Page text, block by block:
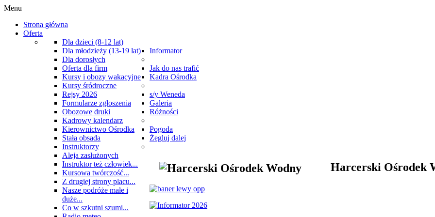
Menu
Strona główna
Oferta
Dla dzieci (8-12 lat)
Dla młodzieży (13-19 lat)
Dla dorosłych
Oferta dla firm
Informator
Kursy i obozy wakacyjne
Kursy śródroczne
Rejsy 2026
Formularze zgłoszenia
Obozowe druki
Kadrowy kalendarz
Jak do nas trafić
Kadra Ośrodka
Kierownictwo Ośrodka
Stała obsada
Instruktorzy
Aleja zasłużonych
s/y Weneda
Galeria
Różności
Instruktor też człowiek...
Kursowa twórczość...
Z drugiej strony placu...
Nasze podróże małe i
duże...
Co w szkutni szumi...
Pogoda
Żegluj dalej
Harcerski Ośrodek